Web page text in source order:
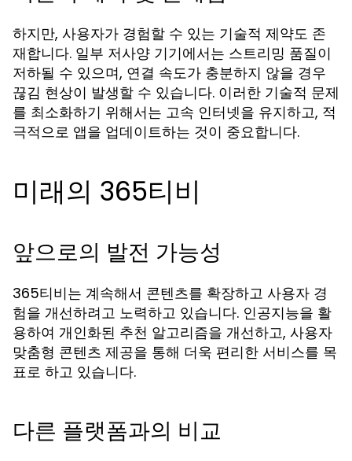
하지만, 사용자가 경험할 수 있는 기술적 제약도 존
재합니다. 일부 저사양 기기에서는 스트리밍 품질이
저하될 수 있으며, 연결 속도가 충분하지 않을 경우
끊김 현상이 발생할 수 있습니다. 이러한 기술적 문제
를 최소화하기 위해서는 고속 인터넷을 유지하고, 적
극적으로 앱을 업데이트하는 것이 중요합니다.
미래의 365티비
앞으로의 발전 가능성
365티비는 계속해서 콘텐츠를 확장하고 사용자 경
험을 개선하려고 노력하고 있습니다. 인공지능을 활
용하여 개인화된 추천 알고리즘을 개선하고, 사용자
맞춤형 콘텐츠 제공을 통해 더욱 편리한 서비스를 목
표로 하고 있습니다.
다른 플랫폼과의 비교